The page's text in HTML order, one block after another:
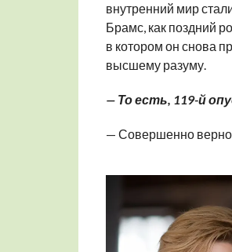
внутренний мир
Брамс, как поздний
в котором он снова
высшему разуму.
— То есть, 119-й
— Совершенно верно.